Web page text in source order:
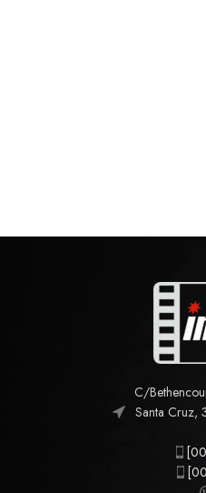
C/
Santa Cruz,